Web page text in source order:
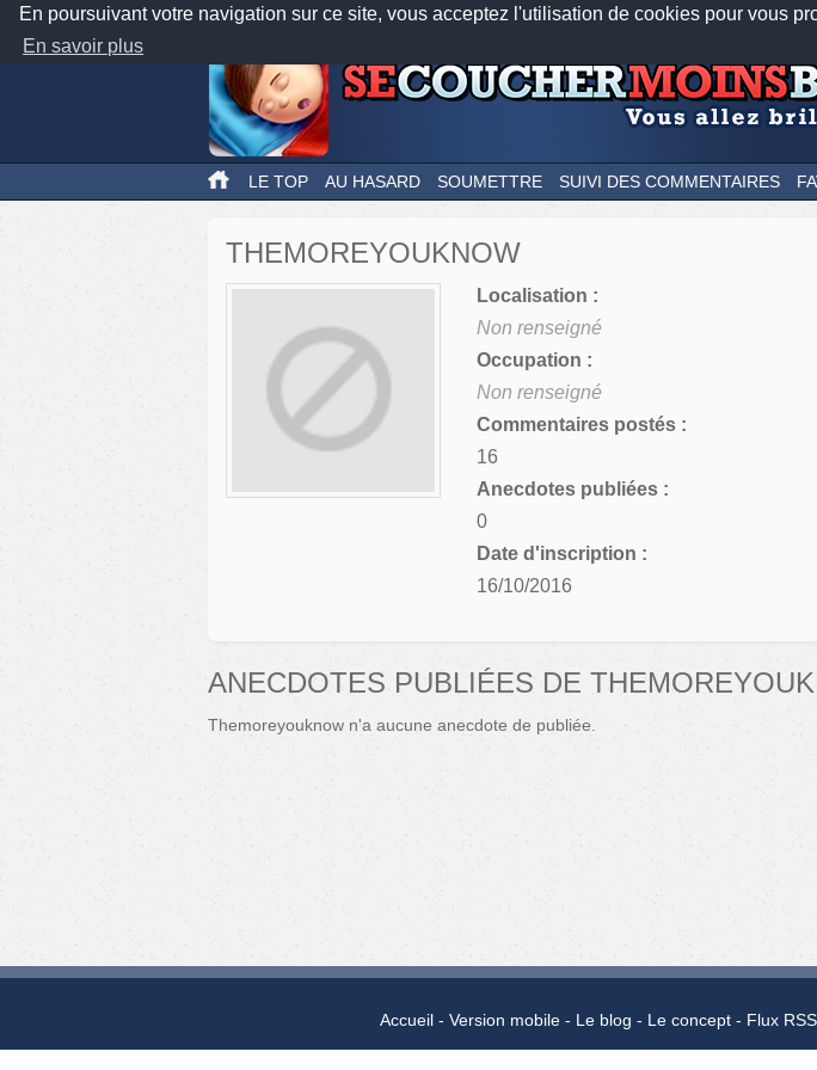
En poursuivant votre navigation sur ce site, vous acceptez l'utilisation de cookies pour vous
En savoir plus
Nos applications mobiles
LE TOP AU HASARD SOUMETTRE SUIVI DES COMMENTAIRES
THEMOREYOUKNOW
Localisation :
Non renseigné
Occupation :
Non renseigné
Commentaires postés :
16
Anecdotes publiées :
0
Date d'inscription :
16/10/2016
ANECDOTES PUBLIÉES DE
Themoreyouknow n'a aucune anecdote de publiée.
Accueil Version mobile Le blog Le concept Flux RSS